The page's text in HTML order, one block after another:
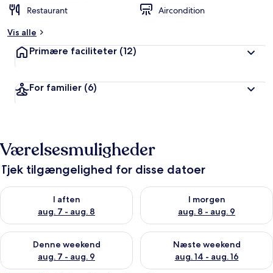
Restaurant
Aircondition
Vis alle
Primære faciliteter (12)
For familier (6)
Værelsesmuligheder
Tjek tilgængelighed for disse datoer
I aften
aug. 7 - aug. 8
Tjek tilgængelighed for i aften aug. 7 - aug. 8
I morgen
aug. 8 - aug. 9
Tjek tilgængelighed for i
Denne weekend
aug. 7 - aug. 9
Tjek tilgængelighed for denne weekend aug. 7 - aug. 9
Næste weekend
aug. 14 - aug. 16
Tjek tilgængelighed for næste